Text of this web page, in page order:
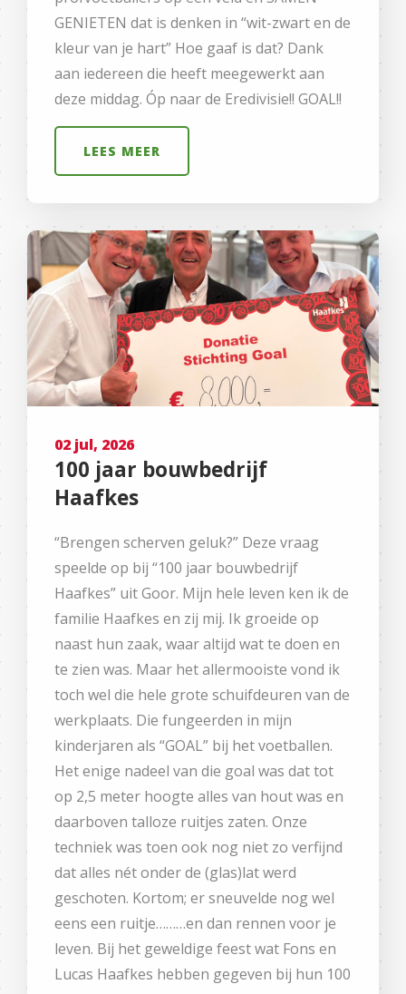
GENIETEN dat is denken in “wit-zwart en de
kleur van je hart” Hoe gaaf is dat? Dank
aan iedereen die heeft meegewerkt aan
deze middag. Óp naar de Eredivisie!! GOAL!!
LEES MEER
02 jul, 2026
100 jaar bouwbedrijf
Haafkes
“Brengen scherven geluk?” Deze vraag
speelde op bij “100 jaar bouwbedrijf
Haafkes” uit Goor. Mijn hele leven ken ik de
familie Haafkes en zij mij. Ik groeide op
naast hun zaak, waar altijd wat te doen en
te zien was. Maar het allermooiste vond ik
toch wel die hele grote schuifdeuren van de
werkplaats. Die fungeerden in mijn
kinderjaren als “GOAL” bij het voetballen.
Het enige nadeel van die goal was dat tot
op 2,5 meter hoogte alles van hout was en
daarboven talloze ruitjes zaten. Onze
techniek was toen ook nog niet zo verfijnd
dat alles nét onder de (glas)lat werd
geschoten. Kortom; er sneuvelde nog wel
eens een ruitje………en dan rennen voor je
leven. Bij het geweldige feest wat Fons en
Lucas Haafkes hebben gegeven bij hun 100